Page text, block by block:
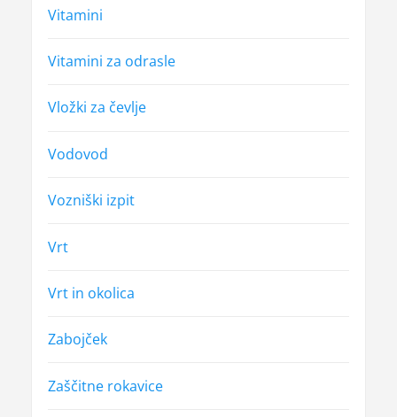
Vitamini
Vitamini za odrasle
Vložki za čevlje
Vodovod
Vozniški izpit
Vrt
Vrt in okolica
Zabojček
Zaščitne rokavice